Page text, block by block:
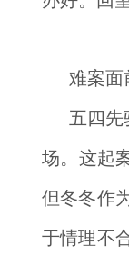
难案面
五四先
场。这起
但冬冬作
于情理不